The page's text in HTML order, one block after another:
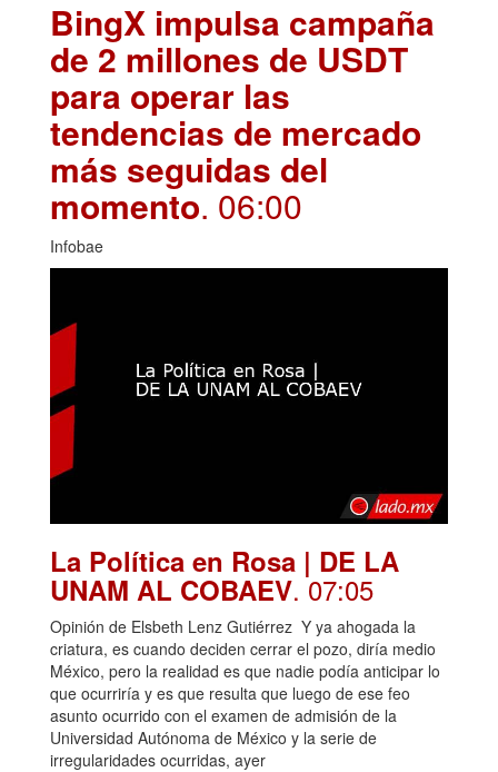
BingX impulsa campaña
de 2 millones de USDT
para operar las
tendencias de mercado
más seguidas del
momento. 06:00
Infobae
La Política en Rosa | DE LA
UNAM AL COBAEV. 07:05
Opinión de Elsbeth Lenz Gutiérrez Y ya ahogada la
criatura, es cuando deciden cerrar el pozo, diría medio
México, pero la realidad es que nadie podía anticipar lo
que ocurriría y es que resulta que luego de ese feo
asunto ocurrido con el examen de admisión de la
Universidad Autónoma de México y la serie de
irregularidades ocurridas, ayer